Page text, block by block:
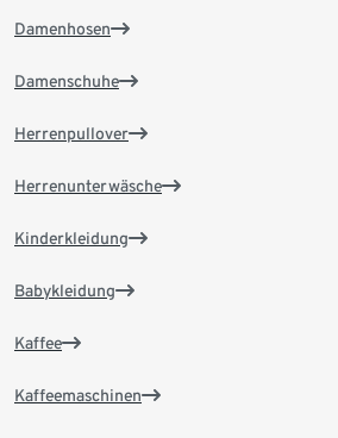
Damenhosen
Damenschuhe
Herrenpullover
Herrenunterwäsche
Kinderkleidung
Babykleidung
Kaffee
Kaffeemaschinen